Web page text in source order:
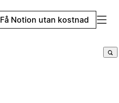
Få Notion utan kostnad